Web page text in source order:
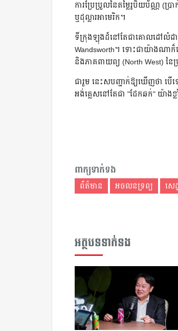
ការប្រែប្រួលនៃតម្លៃរូបិយប័ណ្ណ (ប្
ឬដុល្លារអាមេរិក។
ទីក្រុងឡុងដ៍នៅតែជាគោលដៅលំដា
Wandsworth។ ទោះជាយ៉ាងណាក៏
និងភាគពាយព្យ (North West) នៃ
ជារួម នេះសបញ្ជាក់ឱ្យឃើញថា ប
អង់គ្លេសនៅតែជា "ដែកឆក់" យ៉ាង
ពាក្យទាក់ទង
ព័ត៌មាន អចលនទ្រព្យ សេ
អត្ថបទទាក់ទង